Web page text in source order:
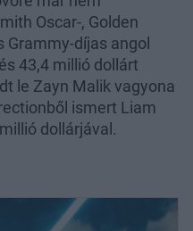
Oscar-, Golden
díjas angol
43,4 millió dollárt
le Zayn Malik vagyona
ismert Liam
dollárjával.